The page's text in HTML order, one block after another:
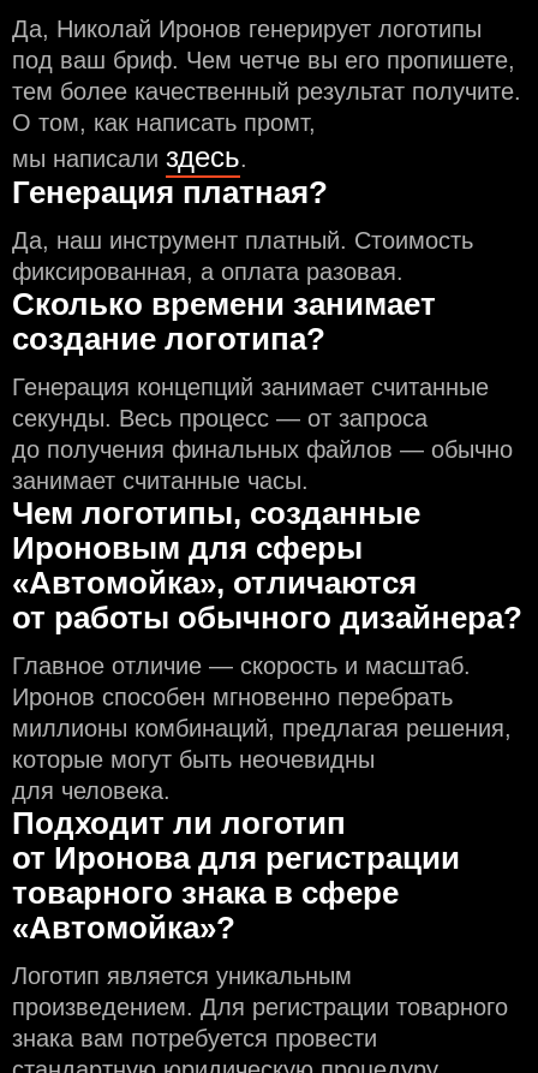
Да, Николай Иронов генерирует логотипы
под ваш бриф. Чем чeтче вы его пропишете,
тем более качественный результат получите.
О том, как написать промт,
мы написали здесь.
Генерация платная?
Да, наш инструмент платный. Стоимость
фиксированная, а оплата разовая.
Сколько времени занимает
создание логотипа?
Генерация концепций занимает считанные
секунды. Весь процесс — от запроса
до получения финальных файлов — обычно
занимает считанные часы.
Чем логотипы, созданные
Ироновым для сферы
«Автомойка», отличаются
от работы обычного дизайнера?
Главное отличие — скорость и масштаб.
Иронов способен мгновенно перебрать
миллионы комбинаций, предлагая решения,
которые могут быть неочевидны
для человека.
Подходит ли логотип
от Иронова для регистрации
товарного знака в сфере
«Автомойка»?
Логотип является уникальным
произведением. Для регистрации товарного
знака вам потребуется провести